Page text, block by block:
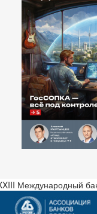
Международный